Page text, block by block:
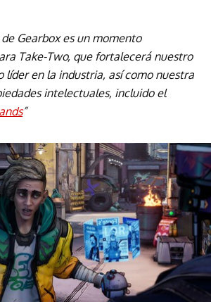
de Gearbox es un momento
Take-Two, que fortalecerá nuestro
líder en la industria, así como nuestra
intelectuales, incluido el
”